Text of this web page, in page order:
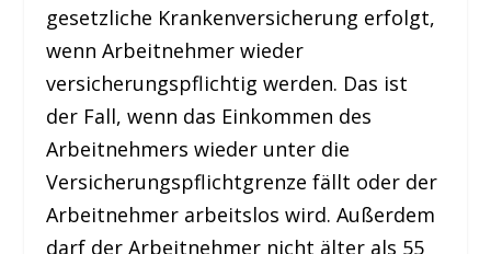
gesetzliche Krankenversicherung erfolgt,
wenn Arbeitnehmer wieder
versicherungspflichtig werden. Das ist
der Fall, wenn das Einkommen des
Arbeitnehmers wieder unter die
Versicherungspflichtgrenze fällt oder der
Arbeitnehmer arbeitslos wird. Außerdem
darf der Arbeitnehmer nicht älter als 55